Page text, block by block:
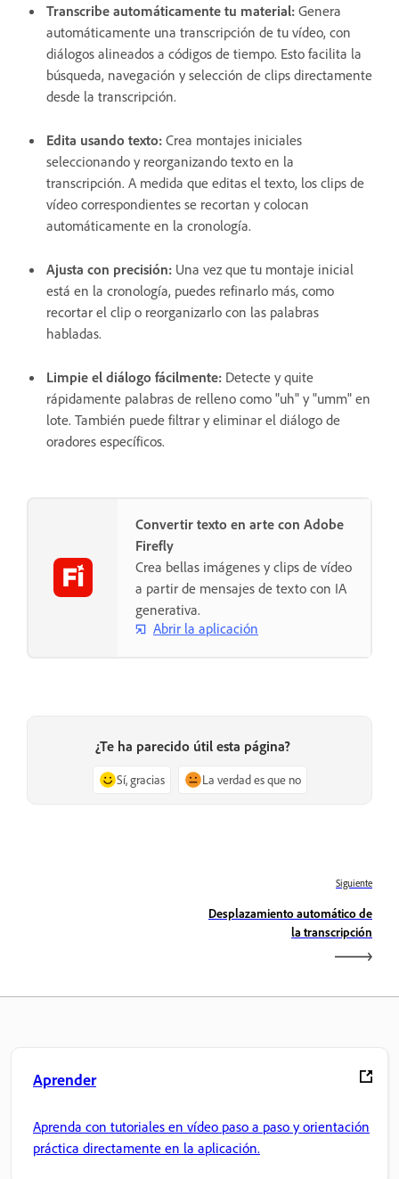
Transcribe automáticamente tu material: Genera
automáticamente una transcripción de tu vídeo, con
diálogos alineados a códigos de tiempo. Esto facilita la
búsqueda, navegación y selección de clips directamente
desde la transcripción.
Edita usando texto: Crea montajes iniciales
seleccionando y reorganizando texto en la
transcripción. A medida que editas el texto, los clips de
vídeo correspondientes se recortan y colocan
automáticamente en la cronología.
Ajusta con precisión: Una vez que tu montaje inicial
está en la cronología, puedes refinarlo más, como
recortar el clip o reorganizarlo con las palabras
habladas.
Limpie el diálogo fácilmente: Detecte y quite
rápidamente palabras de relleno como "uh" y "umm" en
lote. También puede filtrar y eliminar el diálogo de
oradores específicos.
Convertir texto en arte con Adobe
Firefly
Crea bellas imágenes y clips de vídeo
a partir de mensajes de texto con IA
generativa.
Abrir la aplicación
¿Te ha parecido útil esta página?
Sí, gracias La verdad es que no
Siguiente
Desplazamiento automático de
la transcripción
Aprender
Aprenda con tutoriales en vídeo paso a paso y orientación
práctica directamente en la aplicación.